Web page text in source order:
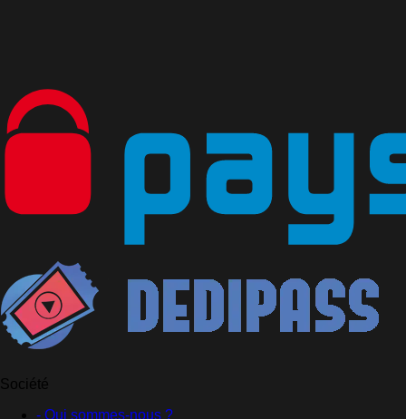
Société
- Qui sommes-nous ?